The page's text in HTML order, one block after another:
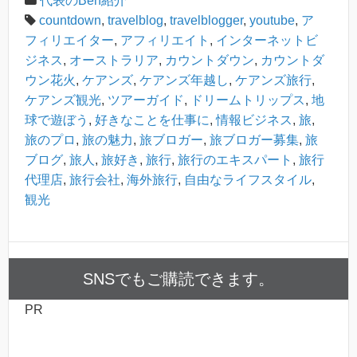
countdown, travelblog, travelblogger, youtube, ア
フィリエイター, アフィリエイト , インターネットビ
ジネス, オーストラリア, カウントダウン, カウントダ
ウン花火, ケアンズ, ケアンズ年越し, ケアンズ旅行,
ケアンズ観光, ツアーガイド, ドリームトリップス, 地
球で遊ぼう , 好きなことを仕事に,情報ビジネス, 旅,
旅のプロ , 旅の魅力, 旅ブロガー, 旅ブロガー募集, 旅
ブログ, 旅人 , 旅好き , 旅行, 旅行のエキスパート , 旅行
代理店, 旅行会社, 海外旅行, 自由なライフスタイル,
観光
SNSでもご購読できます。
PR